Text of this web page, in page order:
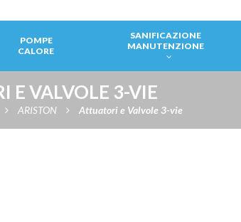
POMPE
CALORE
SANIFICAZIONE
MANUTENZIONE
E VALVOLE 3-VIE
ARISTON Attuatori e Valvole 3-vie